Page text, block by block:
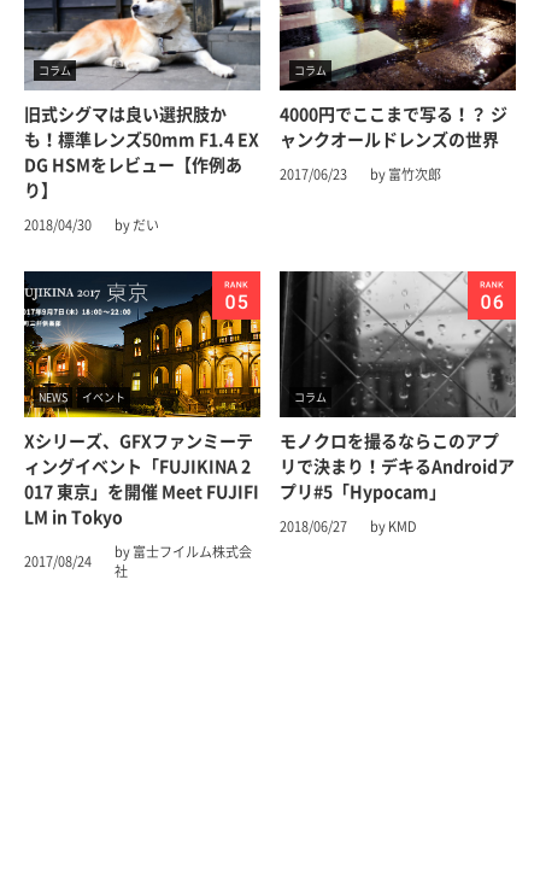
コラム
旧式シグマは良い選択肢か
も！標準レンズ50mm F1.4 EX
DG HSMをレビュー【作例あ
り】
2018/04/30 by だい
コラム
4000円でここまで写る！？ ジ
ャンクオールドレンズの世界
2017/06/23 by 富竹次郎
NEWS イベント
Xシリーズ、GFXファンミーテ
ィングイベント「FUJIKINA 2
017 東京」を開催 Meet FUJIFI
LM in Tokyo
2017/08/24
by 富士フイルム株式会
社
コラム
モノクロを撮るならこのアプ
リで決まり！デキるAndroidア
プリ#5「Hypocam」
2018/06/27 by KMD